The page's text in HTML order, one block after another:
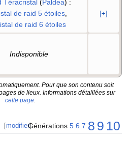
Téracristal (Paldea) :
de raid 5 étoiles,
de raid 6 étoiles
[+]
Indisponible
Pour que son contenu soit
de lieux. Informations détaillées sur
cette page
[modifier]
Générations 5 6 7 8 9 10